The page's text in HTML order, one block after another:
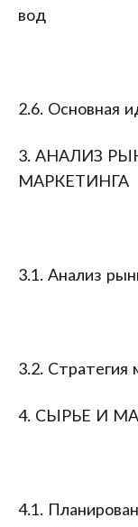
вод
2.6. Основная
3. АНАЛИЗ
МАРКЕТИНГА
3.1. Анализ
3.2. Стратегия
4. СЫРЬЕ И
4.1.